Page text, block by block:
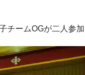
チームOGが二人参加